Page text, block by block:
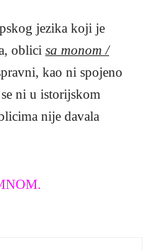
jezika koji je
oblici sa monom /
kao ni spojeno
ni u istorijskom
nije davala